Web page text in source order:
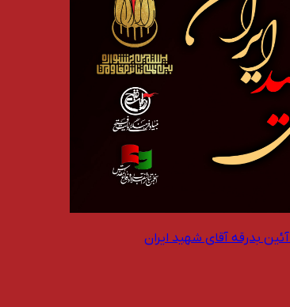
بدرقه آقای شهید ایران